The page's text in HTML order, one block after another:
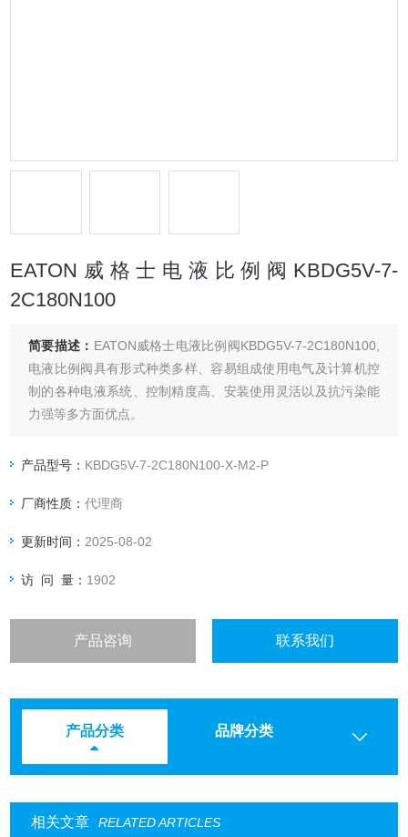
EATON威格士电液比例阀KBDG5V-7-
2C180N100
简要描述： EATON威格士电液比例阀KBDG5V-7-2C180N100,
电液比例阀具有形式种类多样、容易组成使用电气及计算机控
制的各种电液系统、控制精度高、安装使用灵活以及抗污染能
力强等多方面优点。
产品型号： KBDG5V-7-2C180N100-X-M2-P
厂商性质：代理商
更新时间： 2025-08-02
访 问 量： 1902
产品咨询 联系我们
产品分类 品牌分类
相关文章 RELATED ARTICLES